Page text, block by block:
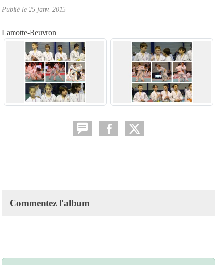
Publié le 25 janv. 2015
Lamotte-Beuvron
Commentez l'album